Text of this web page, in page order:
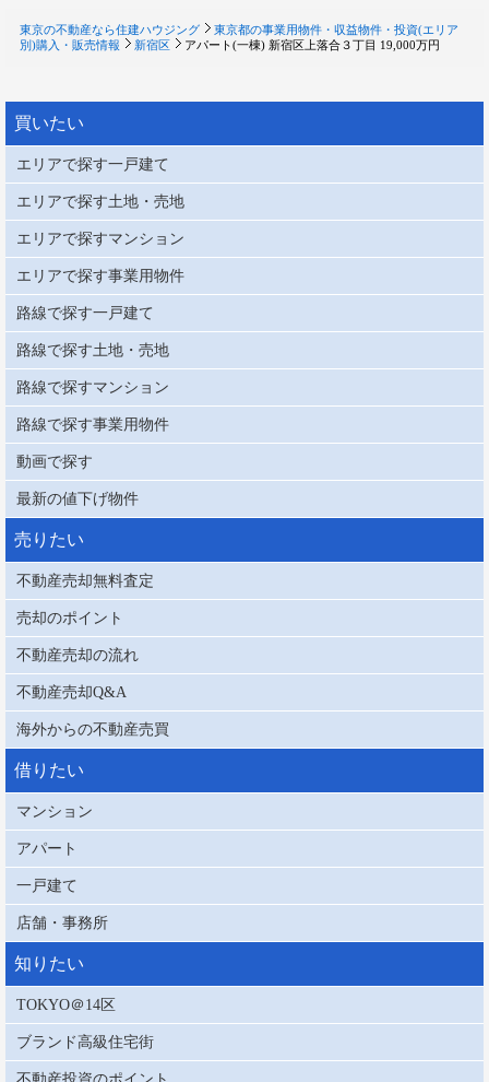
東京の不動産なら住建ハウジング
東京都の事業用物件・収益物件・投資(エリア
別)購入・販売情報
新宿区 アパート(一棟) 新宿区上落合３丁目 19,000万円
買いたい
エリアで探す一戸建て
エリアで探す土地・売地
エリアで探すマンション
エリアで探す事業用物件
路線で探す一戸建て
路線で探す土地・売地
路線で探すマンション
路線で探す事業用物件
動画で探す
最新の値下げ物件
売りたい
不動産売却無料査定
売却のポイント
不動産売却の流れ
不動産売却Q&A
海外からの不動産売買
借りたい
マンション
アパート
一戸建て
店舗・事務所
知りたい
TOKYO＠14区
ブランド高級住宅街
不動産投資のポイント